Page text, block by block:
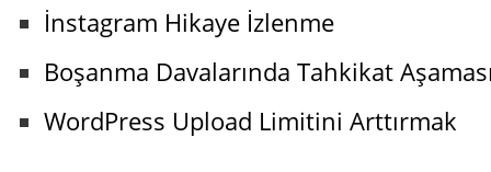
İnstagram Hikaye İzlenme
Boşanma Davalarında Tahkikat
WordPress Upload Limitini Arttırmak